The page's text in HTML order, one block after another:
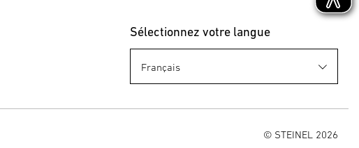
Sélectionnez votre langue
© STEINEL 2026